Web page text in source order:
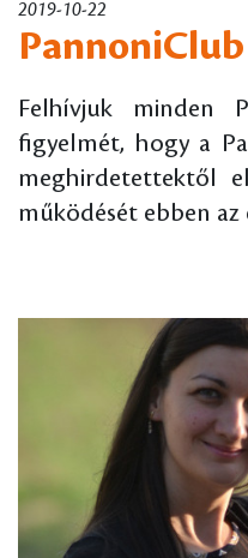
2019-10-22
Felhívjuk minden
figyelmét, hogy a
meghirdetettektől
működését ebben az